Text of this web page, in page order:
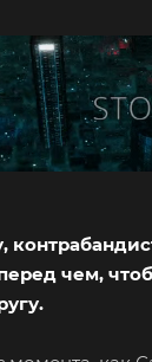
чем,